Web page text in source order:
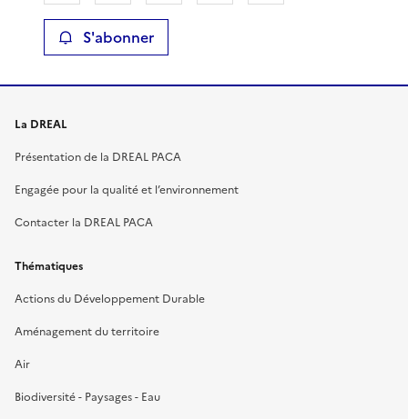
S'abonner
La DREAL
Présentation de la DREAL PACA
Engagée pour la qualité et l’environnement
Contacter la DREAL PACA
Thématiques
Actions du Développement Durable
Aménagement du territoire
Air
Biodiversité - Paysages - Eau